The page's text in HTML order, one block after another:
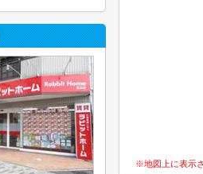
※地図上に表示